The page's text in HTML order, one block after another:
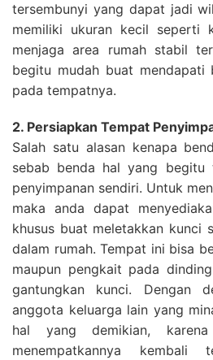
tersembunyi yang dapat jadi
memiliki ukuran kecil seperti
menjaga area rumah stabil
begitu mudah buat
pada tempatnya.
2. Persiapkan Tempat
Salah satu alasan kenapa
sebab benda hal yang begitu
penyimpanan sendiri. Untuk
maka anda dapat
khusus buat meletakkan kunci
dalam rumah. Tempat ini bisa
maupun pengkait pada
gantungkan kunci. Dengan
anggota keluarga lain yang
hal yang demikian,
menempatkannya